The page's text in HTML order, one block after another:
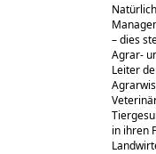
– dies
Agrar-
Leiter
in ihren